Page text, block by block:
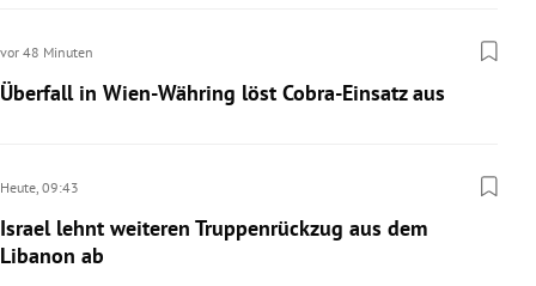
vor 48 Minuten
Überfall in Wien-Währing löst Cobra-Einsatz aus
Heute, 09:43
Israel lehnt weiteren Truppenrückzug aus dem
Libanon ab